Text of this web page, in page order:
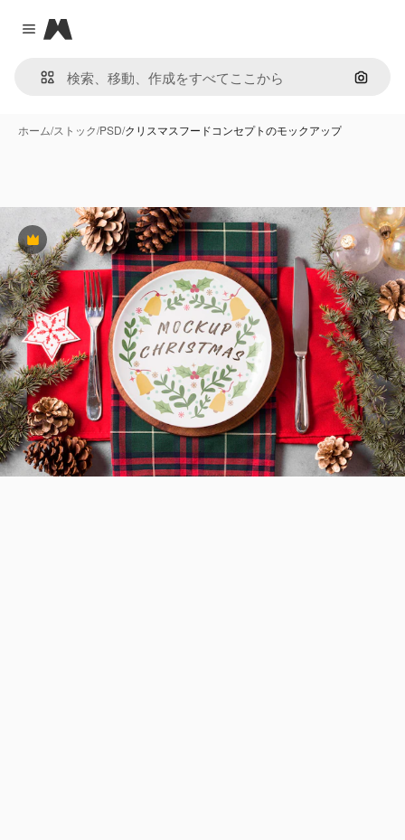
Close menu
Magnific
画像で
ホーム/ストック/PSD/クリスマスフードコンセプトのモックアップ
Premium